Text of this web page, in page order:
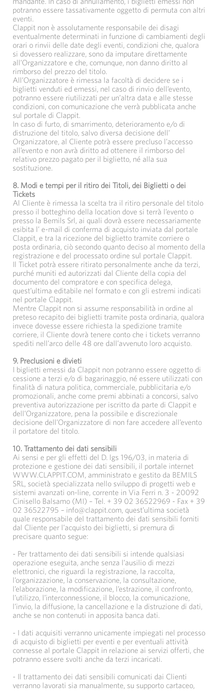
potranno essere tassativamente oggetto di permuta con altri
eventi.
Clappit non è assolutamente responsabile dei disagi
eventualmente determinati in funzione di cambiamenti degli
orari o rinvii delle date degli eventi, condizioni che, qualora
si dovessero realizzare, sono da imputare direttamente
all’Organizzatore e che, comunque, non danno diritto al
rimborso del prezzo del titolo.
All’Organizzatore è rimessa la facoltà di decidere se i
biglietti venduti ed emessi, nel caso di rinvio dell’evento,
potranno essere riutilizzati per un’altra data e alle stesse
condizioni, con comunicazione che verrà pubblicata anche
sul portale di Clappit.
In caso di furto, di smarrimento, deterioramento e/o di
distruzione del titolo, salvo diversa decisione dell’
Organizzatore, al Cliente potrà essere precluso l’accesso
all’evento e non avrà diritto ad ottenere il rimborso del
relativo prezzo pagato per il biglietto, né alla sua
sostituzione.
8. Modi e tempi per il ritiro dei Titoli, dei Biglietti o dei
Tickets
Al Cliente è rimessa la scelta tra il ritiro personale del titolo
presso il botteghino della location dove si terrà l’evento o
presso la Bemils Srl, ai quali dovrà essere necessariamente
esibita l’ e-mail di conferma di acquisto inviata dal portale
Clappit, e tra la ricezione del biglietto tramite corriere o
posta ordinaria, ciò secondo quanto deciso al momento della
registrazione e del processato ordine sul portale Clappit.
Il Ticket potrà essere ritirato personalmente anche da terzi,
purché muniti ed autorizzati dal Cliente della copia del
documento del compratore e con specifica delega,
quest’ultima editabile nel formato e con gli estremi indicati
nel portale Clappit.
Mentre Clappit non si assume responsabilità in ordine al
preteso recapito dei biglietti tramite posta ordinaria, qualora
invece dovesse essere richiesta la spedizione tramite
corriere, il Cliente dovrà tenere conto che i tickets verranno
spediti nell’arco delle 48 ore dall’avvenuto loro acquisto.
9. Preclusioni e divieti
I biglietti emessi da Clappit non potranno essere oggetto di
cessione a terzi e/o di bagarinaggio, né essere utilizzati con
finalità di natura politica, commerciale, pubblicitaria e/o
promozionali, anche come premi abbinati a concorsi, salvo
preventiva autorizzazione per iscritto da parte di Clappit e
dell’Organizzatore, pena la possibile e discrezionale
decisione dell’Organizzatore di non fare accedere all’evento
il portatore del titolo.
10. Trattamento dei dati sensibili
Ai sensi e per gli effetti del D. lgs 196/03, in materia di
protezione e gestione dei dati sensibili, il portale internet
WWW.CLAPPIT.COM, amministrato e gestito da BEMILS
SRL, società specializzata nello sviluppo di progetti web e
sistemi avanzati on-line, corrente in Via Ferri n. 3 - 20092
Cinisello Balsamo (MI) – Tel. + 39 02 36522969 - Fax + 39
02 36522795 – info@clappit.com, quest’ultima società
quale responsabile del trattamento dei dati sensibili forniti
dal Cliente per l’acquisto dei biglietti, si premura di
precisare quanto segue:
- Per trattamento dei dati sensibili si intende qualsiasi
operazione eseguita, anche senza l’ausilio di mezzi
elettronici, che riguardi la registrazione, la raccolta,
l’organizzazione, la conservazione, la consultazione,
l’elaborazione, la modificazione, l’estrazione, il confronto,
l’utilizzo, l’interconnessione, il blocco, la comunicazione,
l’invio, la diffusione, la cancellazione e la distruzione di dati,
anche se non contenuti in apposita banca dati.
- I dati acquisiti verranno unicamente impiegati nel processo
di acquisto di biglietti per eventi e per eventuali attività
connesse al portale Clappit in relazione ai servizi offerti, che
potranno essere svolti anche da terzi incaricati.
- Il trattamento dei dati sensibili comunicati dai Clienti
verranno lavorati sia manualmente, su supporto cartaceo,